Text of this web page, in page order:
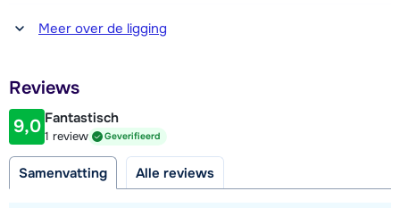
https://en.tignes.net/holidays/car-parks).
toilet en één met douche. Apart toilet.
Verder beschikt dit chalet-appartement over Wi-Fi en een
Afstand tot winkel(s)
500 meter
500 meter
Afstand tot piste
200 meter (via personenlift)
Meer over de ligging
Reviews
9,0 Fantastisch
1 review Geverifieerd
Samenvatting Alle reviews